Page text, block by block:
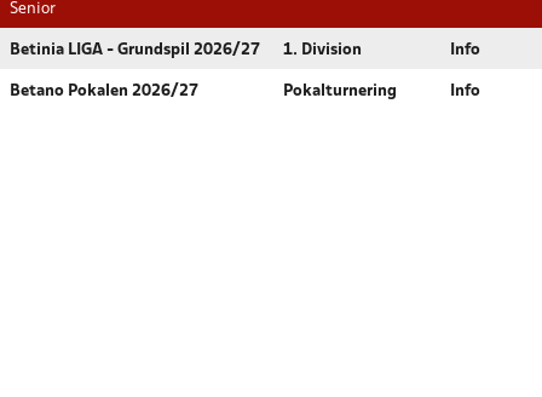
Senior
Betinia LIGA - Grundspil 2026/27 1. Division Info
Betano Pokalen 2026/27 Pokalturnering Info